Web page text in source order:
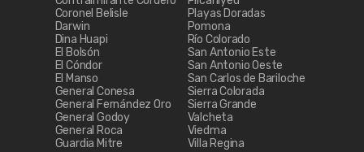
Coronel Belisle
Darwin
Dina Huapi
El Bolsón
El Cóndor
El Manso
General Conesa
General Fernández Oro
General Godoy
General Roca
Guardia Mitre
Playas Doradas
Pomona
Río Colorado
San Antonio Este
San Antonio Oeste
San Carlos de Bariloche
Sierra Colorada
Sierra Grande
Valcheta
Viedma
Villa Regina